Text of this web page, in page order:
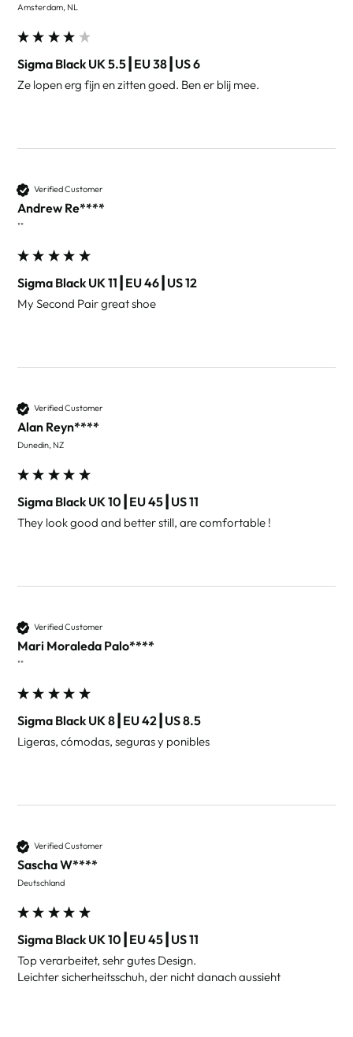
Amsterdam, NL
Sigma Black UK 5.5┃EU 38┃US 6
Ze lopen erg fijn en zitten goed. Ben er blij mee.
Verified Customer
Andrew Re****
""
Sigma Black UK 11┃EU 46┃US 12
My Second Pair great shoe
Verified Customer
Alan Reyn****
Dunedin, NZ
Sigma Black UK 10┃EU 45┃US 11
Verified Customer
Mari Moraleda Palo****
""
Sigma Black UK 8┃EU 42┃US 8.5
Ligeras, cómodas, seguras y ponibles
Verified Customer
Sascha W****
Deutschland
Sigma Black UK 10┃EU 45┃US 11
Top verarbeitet, sehr gutes Design.
Leichter sicherheitsschuh, der nicht danach aussieht